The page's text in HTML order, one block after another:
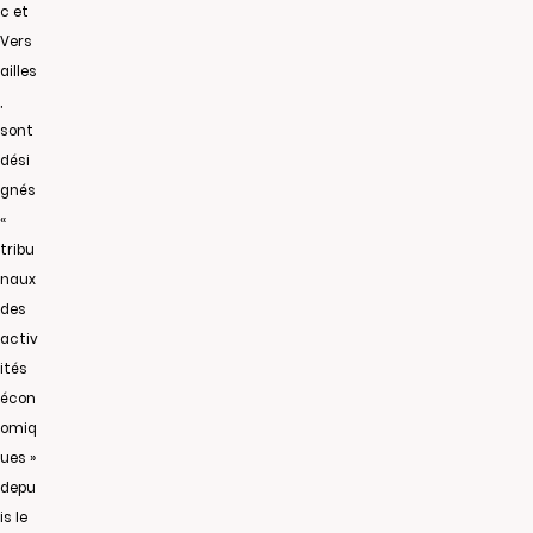
c et
Vers
ailles
sont
dési
gnés
«
tribu
naux
des
activ
ités
écon
omiq
ues »
depu
is le